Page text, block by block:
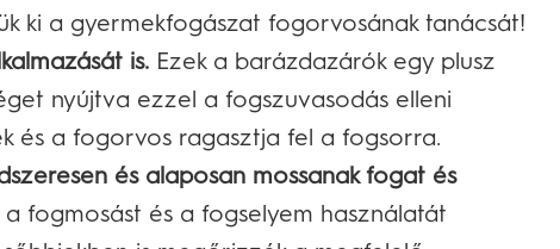
ki a gyermekfogászat fogorvosának tanácsát!
is. Ezek a barázdazárók egy plusz
nyújtva ezzel a fogszuvasodás elleni
és a fogorvos ragasztja fel a fogsorra.
és alaposan mossanak fogat és
a fogmosást és a fogselyem használatát